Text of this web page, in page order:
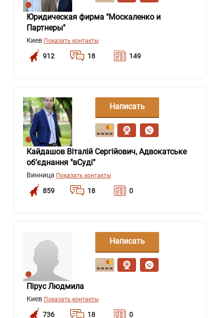
Юридическая фирма "Москаленко и
Партнеры"
Киев Показать контакты
912 18 149
Кайдашов Віталій Сергійович, Адвокатське
об’єднання "вСуді"
Винница Показать контакты
859 18 0
Написать
сообщение
Пірус Людмила
Киев Показать контакты
736 18 0
Написать
сообщение